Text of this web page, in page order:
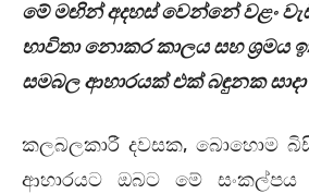
මේ මඟින් අදහස් වෙන්නේ වළං
භාවිතා නොකර කාලය සහ ශ්‍රමය
සමබල ආහාරයක් එක් බඳුනක
කලබලකාරී දවසක, බොහොම
ආහාරයට ඔබට මේ